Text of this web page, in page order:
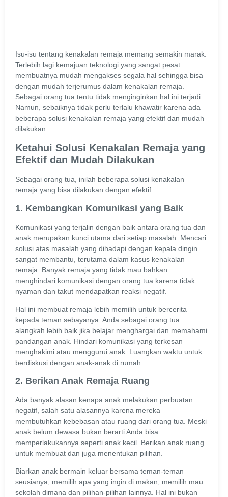
Isu-isu tentang kenakalan remaja memang semakin marak.
Terlebih lagi kemajuan teknologi yang sangat pesat
membuatnya mudah mengakses segala hal sehingga bisa
dengan mudah terjerumus dalam kenakalan remaja.
Sebagai orang tua tentu tidak menginginkan hal ini terjadi.
Namun, sebaiknya tidak perlu terlalu khawatir karena ada
beberapa solusi kenakalan remaja yang efektif dan mudah
dilakukan.
Ketahui Solusi Kenakalan Remaja yang
Efektif dan Mudah Dilakukan
Sebagai orang tua, inilah beberapa solusi kenakalan
remaja yang bisa dilakukan dengan efektif:
1. Kembangkan Komunikasi yang Baik
Komunikasi yang terjalin dengan baik antara orang tua dan
anak merupakan kunci utama dari setiap masalah. Mencari
solusi atas masalah yang dihadapi dengan kepala dingin
sangat membantu, terutama dalam kasus kenakalan
remaja. Banyak remaja yang tidak mau bahkan
menghindari komunikasi dengan orang tua karena tidak
nyaman dan takut mendapatkan reaksi negatif.
Hal ini membuat remaja lebih memilih untuk bercerita
kepada teman sebayanya. Anda sebagai orang tua
alangkah lebih baik jika belajar menghargai dan memahami
pandangan anak. Hindari komunikasi yang terkesan
menghakimi atau menggurui anak. Luangkan waktu untuk
berdiskusi dengan anak-anak di rumah.
2. Berikan Anak Remaja Ruang
Ada banyak alasan kenapa anak melakukan perbuatan
negatif, salah satu alasannya karena mereka
membutuhkan kebebasan atau ruang dari orang tua. Meski
anak belum dewasa bukan berarti Anda bisa
memperlakukannya seperti anak kecil. Berikan anak ruang
untuk membuat dan juga menentukan pilihan.
Biarkan anak bermain keluar bersama teman-teman
seusianya, memilih apa yang ingin di makan, memilih mau
sekolah dimana dan pilihan-pilihan lainnya. Hal ini bukan